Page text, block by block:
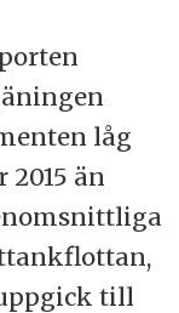
låg
än
till